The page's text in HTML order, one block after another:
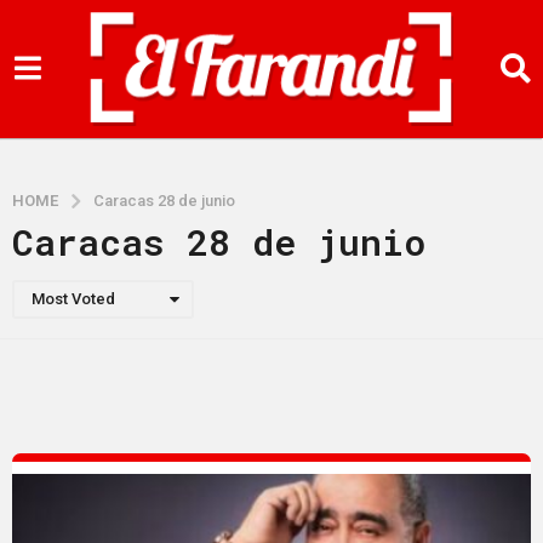
HOME Caracas 28 de junio
Caracas 28 de junio
Most Voted